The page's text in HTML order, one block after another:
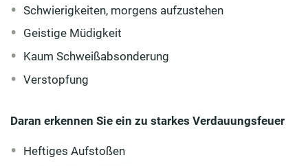
Schwierigkeiten, morgens aufzustehen
Geistige Müdigkeit
Kaum Schweißabsonderung
Verstopfung
Daran erkennen Sie ein zu starkes Verdauungsfeuer
Heftiges Aufstoßen